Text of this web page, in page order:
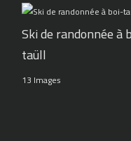
Ski de randonnée à
taüll
13 Images